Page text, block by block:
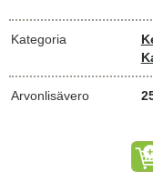
Kategoria
Arvonlisävero